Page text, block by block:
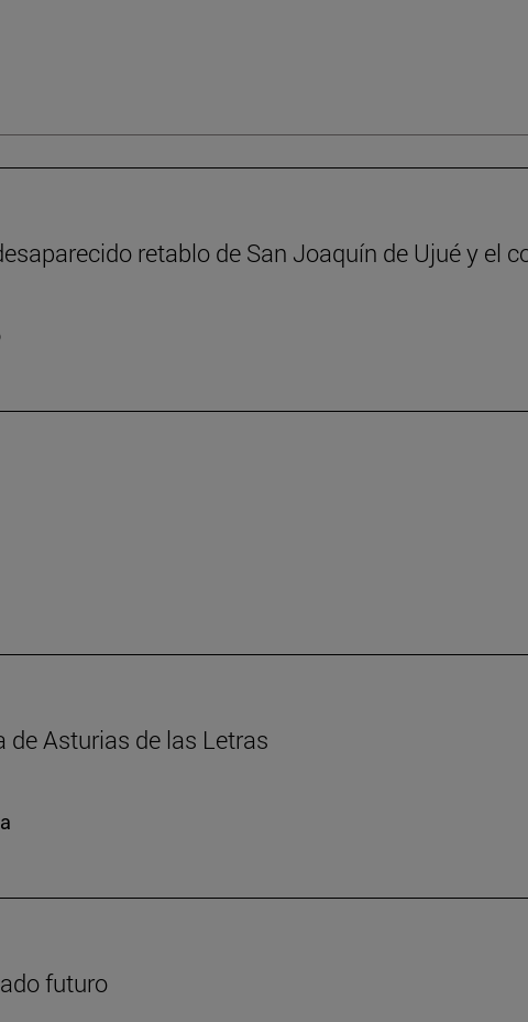
retablo de San Joaquín de Ujué y el
de Asturias de las Letras
futuro